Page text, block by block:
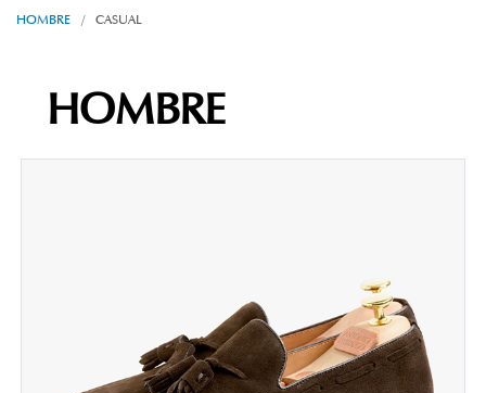
HOMBRE / CASUAL
HOMBRE